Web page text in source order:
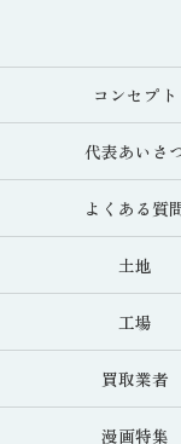
コンセプト
代表あいさ
よくある質
土地
工場
買取業者
漫画特集